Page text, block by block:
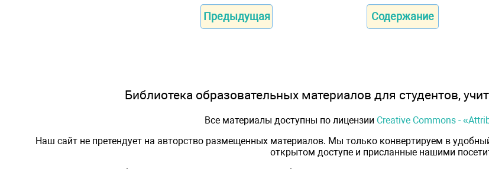
Предыдущая Содержание
Библиотека образовательных материалов для студентов,
Все материалы доступны по лицензии Creative Commons -
Наш сайт не претендует на авторство размещенных материалов. Мы только конвертируем в
открытом доступе и присланные нашими